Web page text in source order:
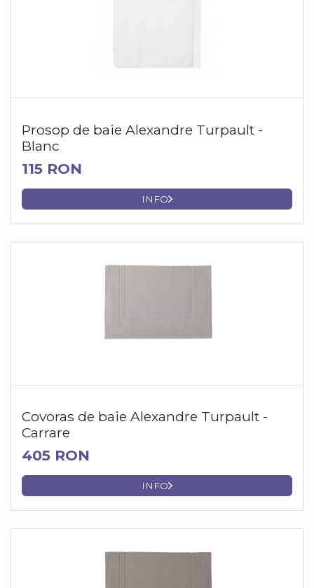
Prosop de baie Alexandre Turpault -
Blanc
115 RON
INFO
Covoras de baie Alexandre Turpault -
Carrare
405 RON
INFO